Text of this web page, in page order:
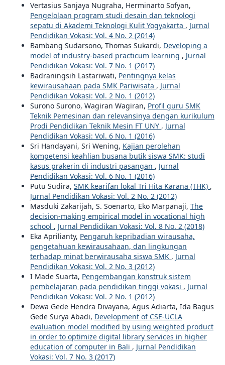
Vertasius Sanjaya Nugraha, Herminarto Sofyan,
Pengelolaan program studi desain dan teknologi
sepatu di Akademi Teknologi Kulit Yogyakarta , Jurnal
Pendidikan Vokasi: Vol. 4 No. 2 (2014)
Bambang Sudarsono, Thomas Sukardi, Developing a
model of industry-based practicum learning , Jurnal
Pendidikan Vokasi: Vol. 7 No. 1 (2017)
Badraningsih Lastariwati, Pentingnya kelas
kewirausahaan pada SMK Pariwisata , Jurnal
Pendidikan Vokasi: Vol. 2 No. 1 (2012)
Surono Surono, Wagiran Wagiran, Profil guru SMK
Teknik Pemesinan dan relevansinya dengan kurikulum
Prodi Pendidikan Teknik Mesin FT UNY , Jurnal
Pendidikan Vokasi: Vol. 6 No. 1 (2016)
Sri Handayani, Sri Wening, Kajian perolehan
kompetensi keahlian busana butik siswa SMK: studi
kasus prakerin di industri pasangan , Jurnal
Pendidikan Vokasi: Vol. 6 No. 1 (2016)
Putu Sudira, SMK kearifan lokal Tri Hita Karana (THK) ,
Jurnal Pendidikan Vokasi: Vol. 2 No. 2 (2012)
Masduki Zakarijah, S. Soenarto, Eko Marpanaji, The
decision-making empirical model in vocational high
school , Jurnal Pendidikan Vokasi: Vol. 8 No. 2 (2018)
Eka Aprilianty, Pengaruh kepribadian wirausaha,
pengetahuan kewirausahaan, dan lingkungan
terhadap minat berwirausaha siswa SMK , Jurnal
Pendidikan Vokasi: Vol. 2 No. 3 (2012)
I Made Suarta, Pengembangan konstruk sistem
pembelajaran pada pendidikan tinggi vokasi , Jurnal
Pendidikan Vokasi: Vol. 2 No. 1 (2012)
Dewa Gede Hendra Divayana, Agus Adiarta, Ida Bagus
Gede Surya Abadi, Development of CSE-UCLA
evaluation model modified by using weighted product
in order to optimize digital library services in higher
education of computer in Bali , Jurnal Pendidikan
Vokasi: Vol. 7 No. 3 (2017)